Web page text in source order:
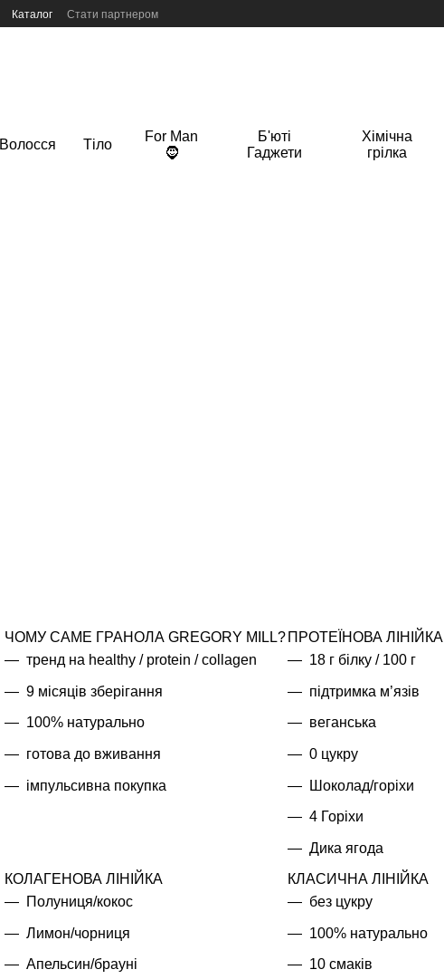
Каталог Стати партнером
Волосся Тіло
For Man
🧔
Б'юті
Гаджети
Хімічна
грілка
ЧОМУ САМЕ ГРАНОЛА GREGORY MILL?
тренд на healthy / protein / collagen
9 місяців зберігання
100% натурально
готова до вживання
імпульсивна покупка
ПРОТЕЇНОВА ЛІНІЙКА
18 г білку / 100 г
підтримка м’язів
веганська
0 цукру
Шоколад/горіхи
4 Горіхи
Дика ягода
КОЛАГЕНОВА ЛІНІЙКА
Полуниця/кокос
Лимон/чорниця
Апельсин/брауні
КЛАСИЧНА ЛІНІЙКА
без цукру
100% натурально
10 смаків